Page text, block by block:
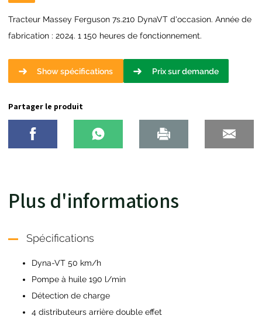
Tracteur Massey Ferguson 7s.210 DynaVT d'occasion. Année de
fabrication : 2024. 1 150 heures de fonctionnement.
Show spécifications Prix sur demande
Partager le produit
Plus d'informations
Spécifications
Dyna-VT 50 km/h
Pompe à huile 190 l/min
Détection de charge
4 distributeurs arrière double effet